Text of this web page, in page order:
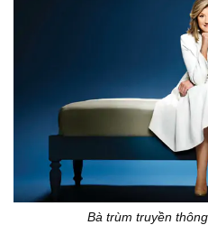
Bà trùm truyền